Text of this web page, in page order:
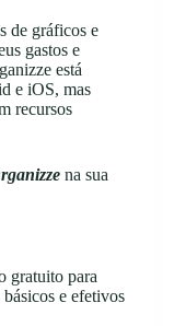
de gráficos e
gastos e
está
e iOS, mas
recursos
na sua
gratuito para
e efetivos